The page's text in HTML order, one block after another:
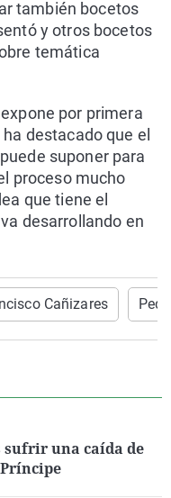
también bocetos
y otros bocetos
temática
por primera
destacado que el
suponer para
proceso mucho
que tiene el
desarrollando en
Cañizares
sufrir una caída de